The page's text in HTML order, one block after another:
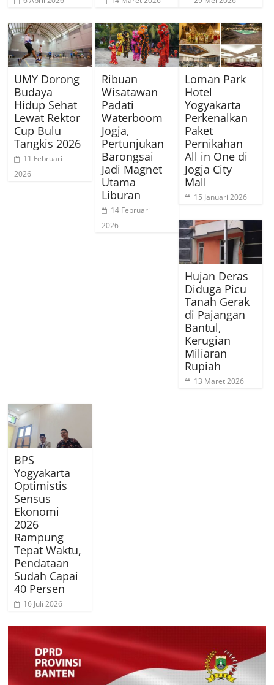
UMY Dorong
Budaya
Hidup Sehat
Lewat Rektor
Cup Bulu
Tangkis 2026
11 Februari
2026
Ribuan
Wisatawan
Padati
Waterboom
Jogja,
Pertunjukan
Barongsai
Jadi Magnet
Utama
Liburan
14 Februari
2026
Loman Park
Hotel
Yogyakarta
Perkenalkan
Paket
Pernikahan
All in One di
Jogja City
Mall
15 Januari 2026
Hujan Deras
Diduga Picu
Tanah Gerak
di Pajangan
Bantul,
Kerugian
Miliaran
Rupiah
13 Maret 2026
BPS
Yogyakarta
Optimistis
Sensus
Ekonomi
2026
Rampung
Tepat Waktu,
Pendataan
Sudah Capai
40 Persen
16 Juli 2026